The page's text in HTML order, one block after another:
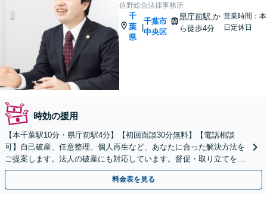
佐野総合法律事務所
千
葉
県
|
千葉市
中央区
県庁前駅か
ら徒歩4分
営業時間：本
日定休日
時効の援用
【本千葉駅10分・県庁前駅4分】【初回面談30分無料】【電話相談
可】自己破産、任意整理、個人再生など、あなたに合った解決方法を
ご提案します。法人の破産にも対応しています。督促・取り立てを今
すぐストップしたい方もご相談ください。
料金表を見る